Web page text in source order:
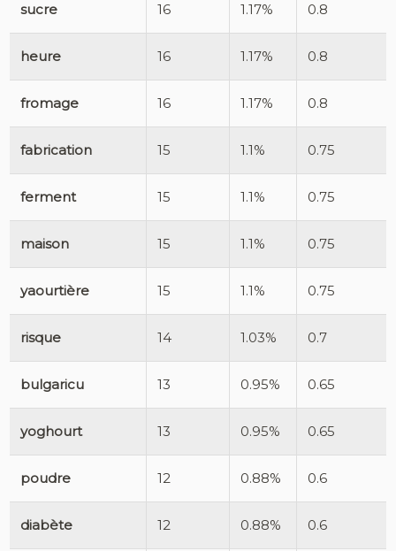
sucre 16 1.17% 0.8
heure 16 1.17% 0.8
fromage 16 1.17% 0.8
fabrication 15 1.1% 0.75
ferment 15 1.1% 0.75
maison 15 1.1% 0.75
yaourtière 15 1.1% 0.75
risque 14 1.03% 0.7
bulgaricu 13 0.95% 0.65
yoghourt 13 0.95% 0.65
poudre 12 0.88% 0.6
diabète 12 0.88% 0.6